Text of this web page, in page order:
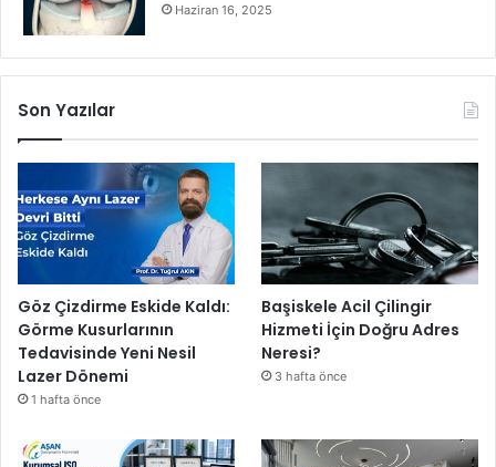
t
r
a
d
a
a
ş
a
r
Haziran 16, 2025
Son Yazılar
Göz Çizdirme Eskide Kaldı:
Görme Kusurlarının
Tedavisinde Yeni Nesil
Lazer Dönemi
1 hafta önce
Başiskele Acil Çilingir
Hizmeti İçin Doğru Adres
Neresi?
3 hafta önce